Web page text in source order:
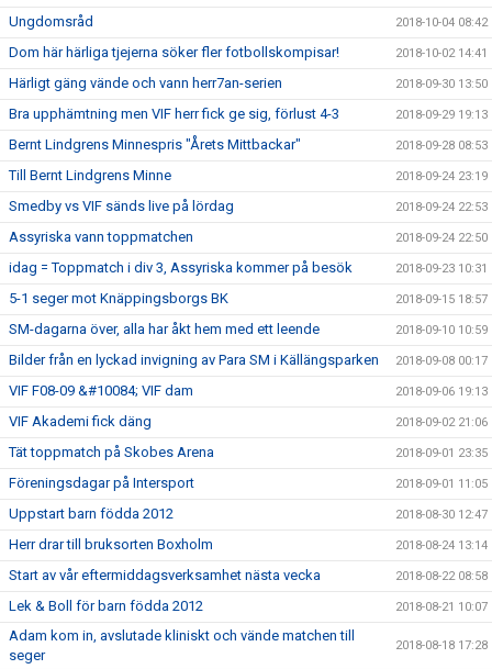
Ungdomsråd 2018-10-04 08:42
Dom här härliga tjejerna söker fler fotbollskompisar! 2018-10-02 14:41
Härligt gäng vände och vann herr7an-serien 2018-09-30 13:50
Bra upphämtning men VIF herr fick ge sig, förlust 4-3 2018-09-29 19:13
Bernt Lindgrens Minnespris "Årets Mittbackar" 2018-09-28 08:53
Till Bernt Lindgrens Minne 2018-09-24 23:19
Smedby vs VIF sänds live på lördag 2018-09-24 22:53
Assyriska vann toppmatchen 2018-09-24 22:50
idag = Toppmatch i div 3, Assyriska kommer på besök 2018-09-23 10:31
5-1 seger mot Knäppingsborgs BK 2018-09-15 18:57
SM-dagarna över, alla har åkt hem med ett leende 2018-09-10 10:59
Bilder från en lyckad invigning av Para SM i Källängsparken 2018-09-08 00:17
VIF F08-09 &#10084; VIF dam 2018-09-06 19:13
VIF Akademi fick däng 2018-09-02 21:06
Tät toppmatch på Skobes Arena 2018-09-01 23:35
Föreningsdagar på Intersport 2018-09-01 11:05
Uppstart barn födda 2012 2018-08-30 12:47
Herr drar till bruksorten Boxholm 2018-08-24 13:14
Start av vår eftermiddagsverksamhet nästa vecka 2018-08-22 08:58
Lek & Boll för barn födda 2012 2018-08-21 10:07
Adam kom in, avslutade kliniskt och vände matchen till
seger
2018-08-18 17:28